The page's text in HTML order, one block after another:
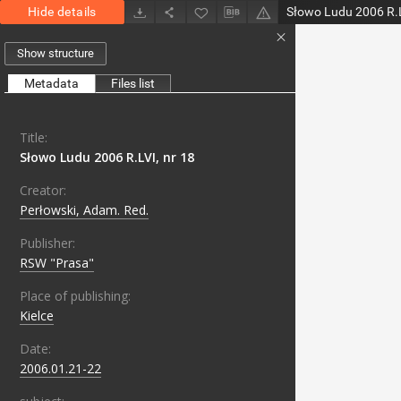
Hide details Słowo Ludu 2006
Show structure
Metadata Files list
Title:
Słowo Ludu 2006 R.LVI, nr 18
Creator:
Perłowski, Adam. Red.
Publisher:
RSW "Prasa"
Place of publishing:
Kielce
Date:
2006.01.21-22